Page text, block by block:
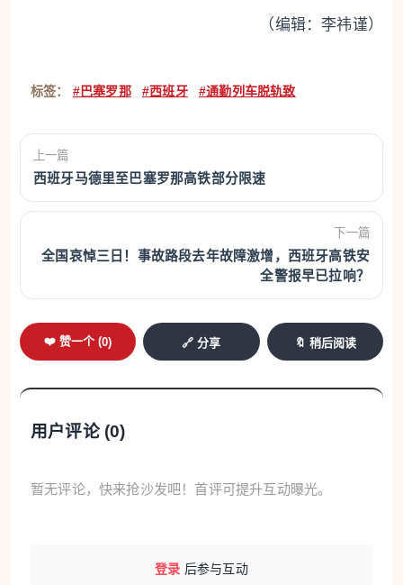
（编辑：李祎谨）
标签： #巴塞罗那 #西班牙 #通勤列车脱轨致
上一篇
西班牙马德里至巴塞罗那高铁部分限速
下一篇
全国哀悼三日！事故路段去年故障激增，西班牙高铁安
全警报早已拉响？
❤️ 赞一个 (0) 🔗 分享 🔖 稍后阅读
用户评论 (0)
暂无评论，快来抢沙发吧！首评可提升互动曝光。
登录 后参与互动